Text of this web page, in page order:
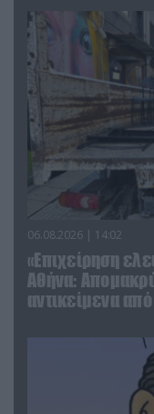
06.08.2026 | 14:02
«Επιχείρηση
Αθήνα:
αντικείμενα